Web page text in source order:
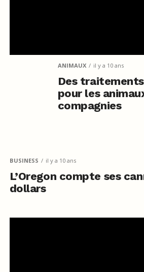
ANIMAUX il y a 10 ans
Des
pour les
compagnies
BUSINESS il y a 10 ans
L’Oregon compte ses
dollars